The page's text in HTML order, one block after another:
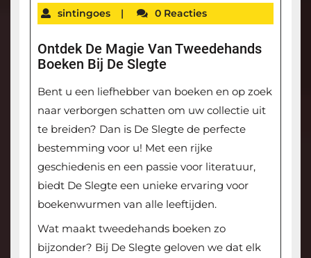
sintingoes | 0 Reacties
Ontdek De Magie Van Tweedehands
Boeken Bij De Slegte
Bent u een liefhebber van boeken en op zoek
naar verborgen schatten om uw collectie uit
te breiden? Dan is De Slegte de perfecte
bestemming voor u! Met een rijke
geschiedenis en een passie voor literatuur,
biedt De Slegte een unieke ervaring voor
boekenwurmen van alle leeftijden.
Wat maakt tweedehands boeken zo
bijzonder? Bij De Slegte geloven we dat elk